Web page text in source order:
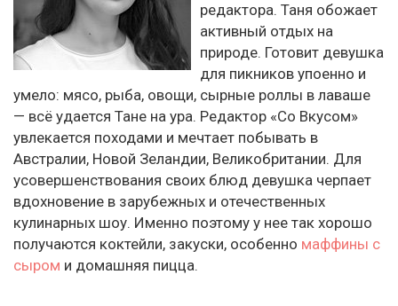
редактора. Таня обожает
активный отдых на
природе. Готовит девушка
для пикников упоенно и
умело: мясо, рыба, овощи, сырные роллы в лаваше
— всё удается Тане на ура. Редактор «Со Вкусом»
увлекается походами и мечтает побывать в
Австралии, Новой Зеландии, Великобритании. Для
усовершенствования своих блюд девушка черпает
вдохновение в зарубежных и отечественных
кулинарных шоу. Именно поэтому у нее так хорошо
получаются коктейли, закуски, особенно маффины с
сыром и домашняя пицца.